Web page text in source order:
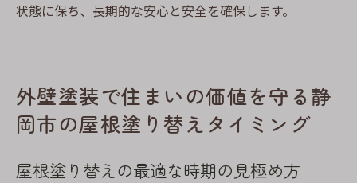
状態に保ち、長期的な安心と安全を確保します。
外壁塗装で住まいの価値を守る静
岡市の屋根塗り替えタイミング
屋根塗り替えの最適な時期の見極め方